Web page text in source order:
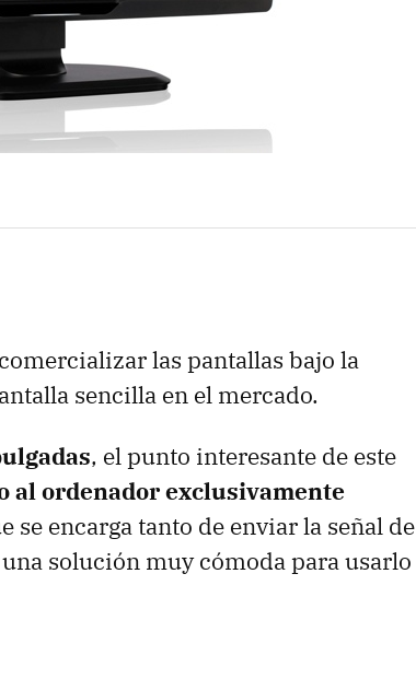
las pantallas bajo la
sencilla en el mercado.
, el punto interesante de este
al ordenador exclusivamente
se encarga tanto de enviar la señal de
solución muy cómoda para usarlo